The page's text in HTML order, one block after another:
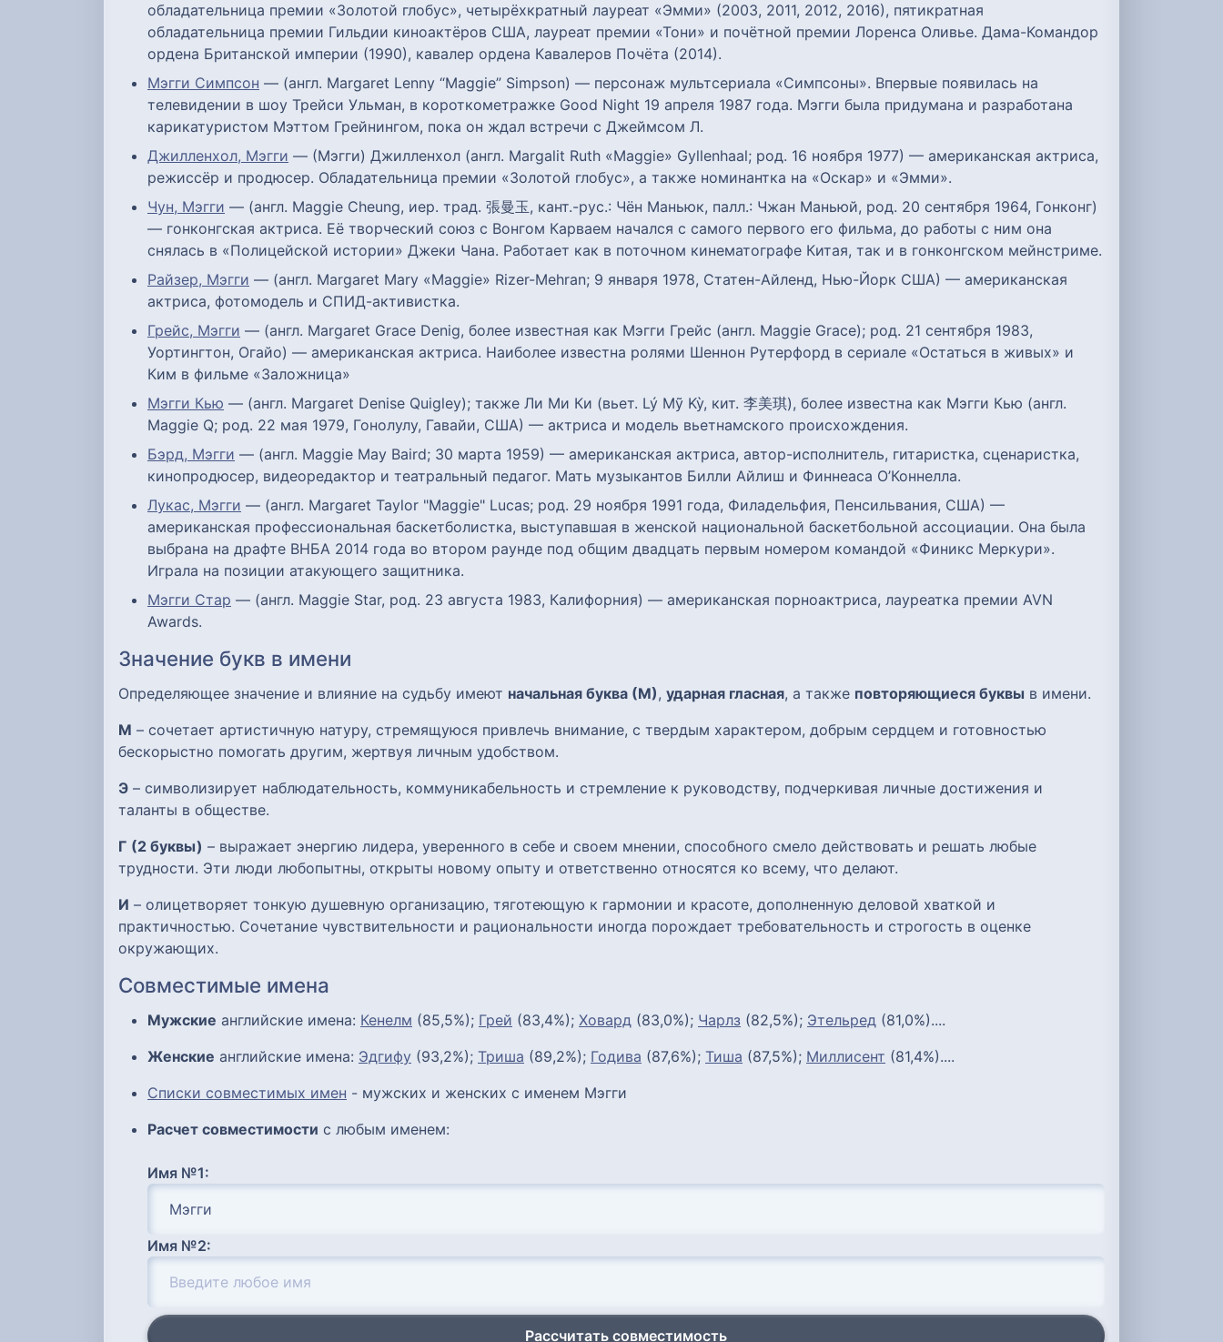
обладательница премии «Золотой глобус», четырёхкратный лауреат «Эмми» (2003, 2011, 2012, 2016), пятикратная
обладательница премии Гильдии киноактёров США, лауреат премии «Тони» и почётной премии Лоренса Оливье. Дама-Командор
ордена Британской империи (1990), кавалер ордена Кавалеров Почёта (2014).
Мэгги Симпсон — (англ. Margaret Lenny “Maggie” Simpson) — персонаж мультсериала «Симпсоны». Впервые появилась на
телевидении в шоу Трейси Ульман, в короткометражке Good Night 19 апреля 1987 года. Мэгги была придумана и разработана
карикатуристом Мэттом Грейнингом, пока он ждал встречи с Джеймсом Л.
Джилленхол, Мэгги — (Мэгги) Джилленхол (англ. Margalit Ruth «Maggie» Gyllenhaal; род. 16 ноября 1977) — американская актриса,
режиссёр и продюсер. Обладательница премии «Золотой глобус», а также номинантка на «Оскар» и «Эмми».
Чун, Мэгги — (англ. Maggie Cheung, иер. трад. 張曼玉, кант.-рус.: Чён Маньюк, палл.: Чжан Маньюй, род. 20 сентября 1964, Гонконг)
— гонконгская актриса. Её творческий союз с Вонгом Карваем начался с самого первого его фильма, до работы с ним она
снялась в «Полицейской истории» Джеки Чана. Работает как в поточном кинематографе Китая, так и в гонконгском мейнстриме.
Райзер, Мэгги — (англ. Margaret Mary «Maggie» Rizer-Mehran; 9 января 1978, Статен-Айленд, Нью-Йорк США) — американская
актриса, фотомодель и СПИД-активистка.
Грейс, Мэгги — (англ. Margaret Grace Denig, более известная как Мэгги Грейс (англ. Maggie Grace); род. 21 сентября 1983,
Уортингтон, Огайо) — американская актриса. Наиболее известна ролями Шеннон Рутерфорд в сериале «Остаться в живых» и
Ким в фильме «Заложница»
Мэгги Кью — (англ. Margaret Denise Quigley); также Ли Ми Ки (вьет. Lý Mỹ Kỳ, кит. 李美琪), более известна как Мэгги Кью (англ.
Maggie Q; род. 22 мая 1979, Гонолулу, Гавайи, США) — актриса и модель вьетнамского происхождения.
Бэрд, Мэгги — (англ. Maggie May Baird; 30 марта 1959) — американская актриса, автор-исполнитель, гитаристка, сценаристка,
кинопродюсер, видеоредактор и театральный педагог. Мать музыкантов Билли Айлиш и Финнеаса О’Коннелла.
Лукас, Мэгги — (англ. Margaret Taylor "Maggie" Lucas; род. 29 ноября 1991 года, Филадельфия, Пенсильвания, США) —
американская профессиональная баскетболистка, выступавшая в женской национальной баскетбольной ассоциации. Она была
выбрана на драфте ВНБА 2014 года во втором раунде под общим двадцать первым номером командой «Финикс Меркури».
Играла на позиции атакующего защитника.
Мэгги Стар — (англ. Maggie Star, род. 23 августа 1983, Калифорния) — американская порноактриса, лауреатка премии AVN
Awards.
Значение букв в имени
Определяющее значение и влияние на судьбу имеют начальная буква (М), ударная гласная, а также повторяющиеся буквы в имени.
М – сочетает артистичную натуру, стремящуюся привлечь внимание, с твердым характером, добрым сердцем и готовностью
бескорыстно помогать другим, жертвуя личным удобством.
Э – символизирует наблюдательность, коммуникабельность и стремление к руководству, подчеркивая личные достижения и
таланты в обществе.
Г (2 буквы) – выражает энергию лидера, уверенного в себе и своем мнении, способного смело действовать и решать любые
трудности. Эти люди любопытны, открыты новому опыту и ответственно относятся ко всему, что делают.
И – олицетворяет тонкую душевную организацию, тяготеющую к гармонии и красоте, дополненную деловой хваткой и
практичностью. Сочетание чувствительности и рациональности иногда порождает требовательность и строгость в оценке
окружающих.
Совместимые имена
Мужские английские имена: Кенелм (85,5%); Грей (83,4%); Ховард (83,0%); Чарлз (82,5%); Этельред (81,0%)....
Женские английские имена: Эдгифу (93,2%); Триша (89,2%); Годива (87,6%); Тиша (87,5%); Миллисент (81,4%)....
Списки совместимых имен - мужских и женских с именем Мэгги
Расчет совместимости с любым именем:
Имя №1:
Имя №2:
Рассчитать совместимость